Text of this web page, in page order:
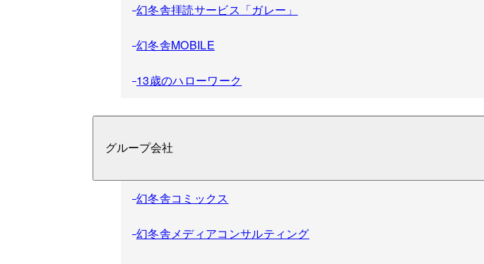
幻冬舎拝読サービス「ガレー」
幻冬舎MOBILE
13歳のハローワーク
グループ会社
幻冬舎コミックス
幻冬舎メディアコンサルティング